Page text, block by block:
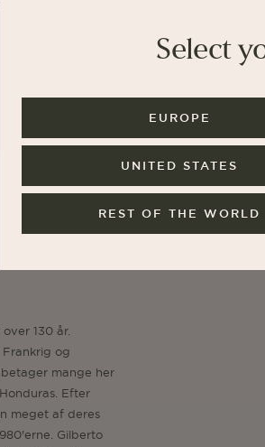
Select
EUROPE
UNITED STATES
REST OF THE WORLD
måned, en fin kulmination på dette års
130 år.
og
mange her
Efter
meget af deres
Gilberto